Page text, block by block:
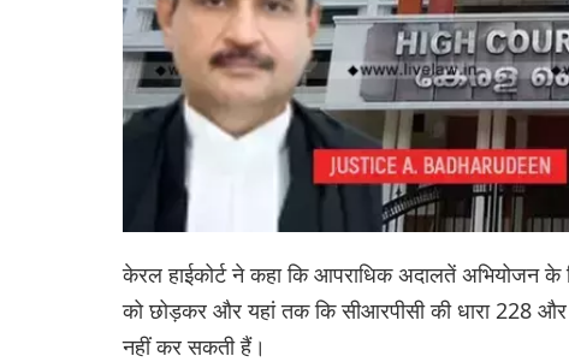
केरल हाईकोर्ट ने कहा कि आपराधिक अदालतें अभियोजन के
को छोड़कर और यहां तक कि सीआरपीसी की धारा 228 और
नहीं कर सकती हैं।